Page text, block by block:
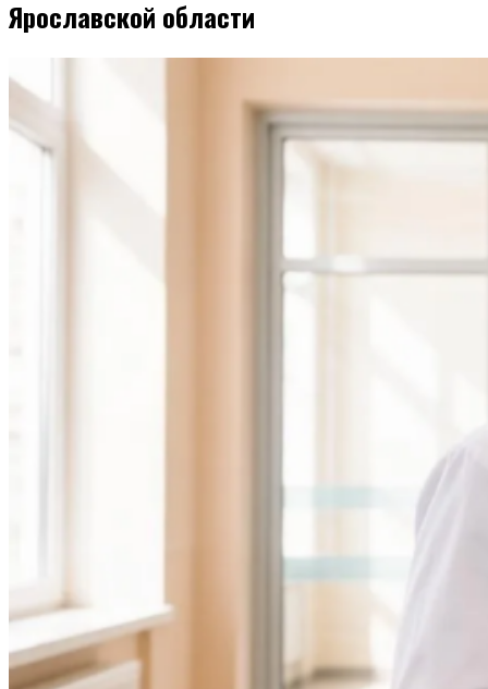
Ярославской области